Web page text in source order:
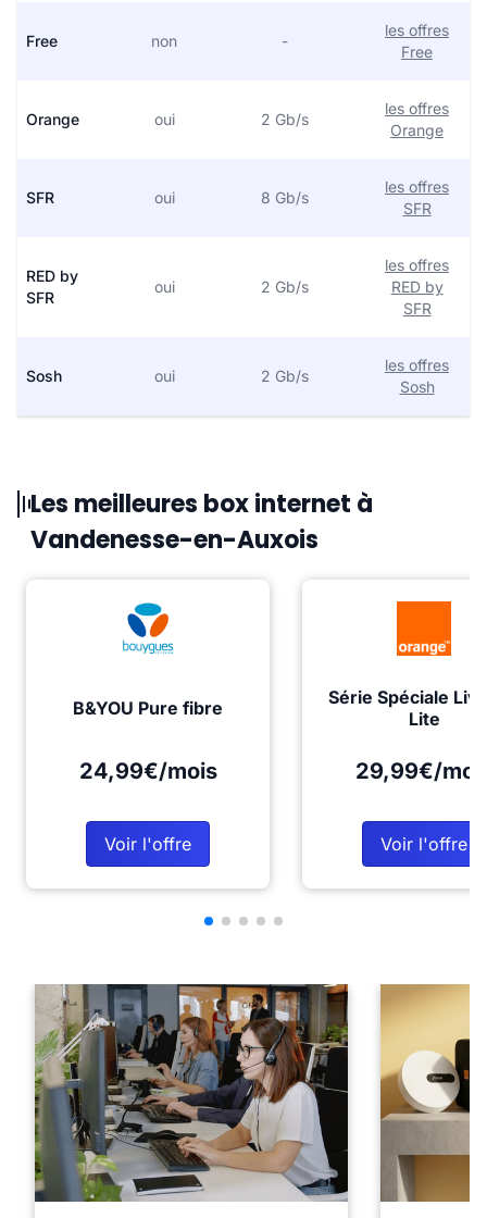
Free non -
les offres
Free
Orange oui 2 Gb/s
les offres
Orange
SFR oui 8 Gb/s
les offres
SFR
RED by
SFR
oui 2 Gb/s
les offres
RED by
SFR
Sosh oui 2 Gb/s
les offres
Sosh
Les meilleures box internet à
Vandenesse-en-Auxois
B&YOU Pure fibre
24,99€/mois
Voir l'offre
Série Spéciale
Lite
29,99€/
Voir l'offre